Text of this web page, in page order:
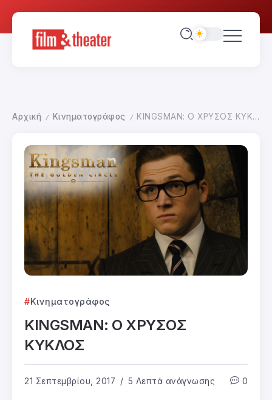
Αρχική / Κινηματογράφος / KINGSMAN: Ο ΧΡΥΣΟΣ ΚΥΚΛΟΣ
Κινηματογράφος
KINGSMAN: Ο ΧΡΥΣΟΣ
ΚΥΚΛΟΣ
21 Σεπτεμβρίου, 2017 5 Λεπτά ανάγνωσης 0